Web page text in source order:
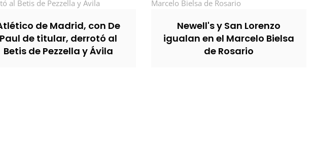
de Madrid, con De
Paul de titular, derrotó al
Betis de Pezzella y Ávila
Newell's y San Lorenzo
igualan en el Marcelo Bielsa
de Rosario